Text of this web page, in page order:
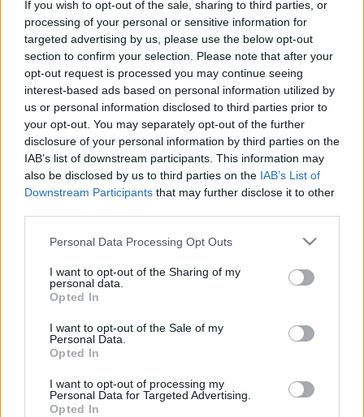
If you wish to opt-out of the sale, sharing to third parties, or
processing of your personal or sensitive information for
targeted advertising by us, please use the below opt-out
section to confirm your selection. Please note that after your
opt-out request is processed you may continue seeing
interest-based ads based on personal information utilized by
us or personal information disclosed to third parties prior to
your opt-out. You may separately opt-out of the further
disclosure of your personal information by third parties on the
IAB’s list of downstream participants. This information may
also be disclosed by us to third parties on the IAB’s List of
Downstream Participants that may further disclose it to other
Please note that this website/app uses one or more Google
not limited to your visit or usage behaviour. You may click to
grant or deny consent to Google and its third-party tags to
use your data for below specified purposes in below Google
consent section.
Personal Data Processing Opt Outs
I want to opt-out of the Sharing of my
personal data.
Opted In
I want to opt-out of the Sale of my
Personal Data.
Opted In
I want to opt-out of processing my
Personal Data for Targeted Advertising.
Opted In
barátok eloszlása gazdagodik – igen valószínűen a
közösségi oldalra belépő gyermekek, ifjú rokonok
hatására.
A Facebook amerkai felhasználóinak korfája erősen
elüt a népszámlálásból származtatott korfától: a
közösségi oldalon a 20-25 év közé eső korosztály
erősen felülreprezentált, ezért nem túlzás azt
mondani, hogy a Facebook elsősorban a
huszonévesek digitális tere (minden bizonnyal
hasonló lehet a helyzet a magyarországi
felhasználók körében is).
Túl a demográfiai adatokon, Wolfram és csapata az
iránt is érdeklődik, hogy a Facebook felületein miről
is értekeznek a felhasználók. A kapott
eredményekben nincs semmi meglepő. A sportról és
politikáról a pasik posztolnak többet, míg a divatról,
az egészségről, a házi kedvencekről, a társasági
történésekről, a családról és barátokról a nők
szeretnek inkább egymás között eszmét és
információt cserélni.